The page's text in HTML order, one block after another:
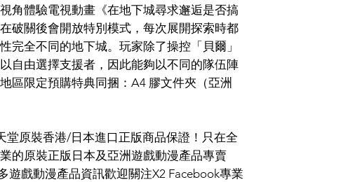
角體驗電視動畫《在地下城尋求邂逅是否搞
破關後會開放特別模式，每次展開探索時都
完全不同的地下城。玩家除了操控「貝爾」
自由選擇支援者，因此能夠以不同的隊伍陣
區限定預購特典同捆：A4 膠文件夾（亞洲
堂原裝香港/日本進口正版商品保證！只在全
的原裝正版日本及亞洲遊戲動漫產品專賣
遊戲動漫產品資訊歡迎關注X2 Facebook專業